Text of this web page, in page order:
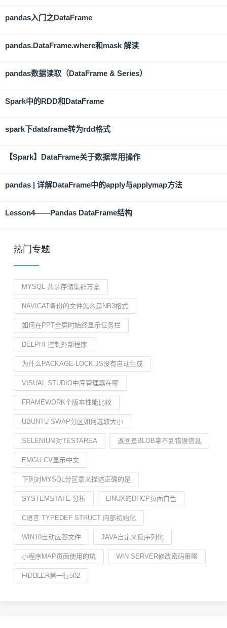
pandas入门之DataFrame
pandas.DataFrame.where和mask 解读
pandas数据读取（DataFrame & Series）
Spark中的RDD和DataFrame
spark下dataframe转为rdd格式
【Spark】DataFrame关于数据常用操作
pandas | 详解DataFrame中的apply与applymap方法
Lesson4——Pandas DataFrame结构
热门专题
MYSQL 共享存储集群方案
NAVICAT备份的文件怎么是NB3格式
如何在PPT全屏时始终显示任务栏
DELPHI 控制外部程序
为什么PACKAGE-LOCK.JS没有自动生成
VISUAL STUDIO中库管理器在哪
FRAMEWORK个版本性能比较
UBUNTU SWAP分区如何选取大小
SELENIUM对TESTAREA 返回是BLOB拿不到错误信息
EMGU.CV显示中文
下列对MYSQL分区意义描述正确的是
SYSTEMSTATE 分析 LINUX的DHCP页面白色
C语言 TYPEDEF STRUCT 内部初始化
WIN10自动应答文件 JAVA自定义反序列化
小程序MAP页面使用的坑 WIN SERVER修改密码策略
FIDDLER第一行502